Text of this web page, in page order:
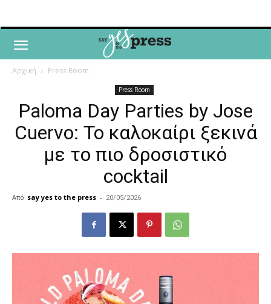
Αρχική Press Room
Press Room
Paloma Day Parties by Jose
Cuervo: Το καλοκαίρι ξεκινά
με το πιο δροσιστικό
cocktail
Από say yes to the press - 20/05/2026